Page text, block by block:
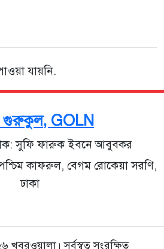
যায়নি.
গুরুকুল, GOLN
সুফি ফারুক ইবনে আবুবকর
কাফরুল, বেগম রোকেয়া সরণি,
ঢাকা
সর্বস্বত্ব সংরক্ষিত